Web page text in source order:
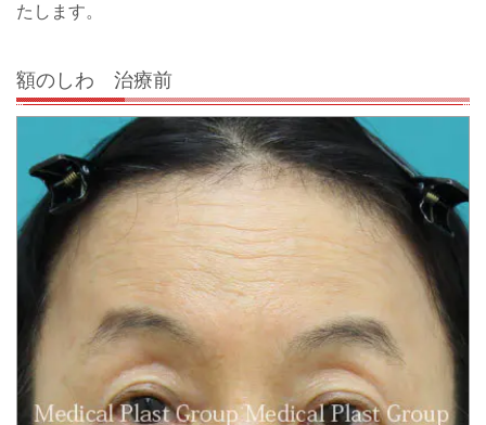
たします。
額のしわ 治療前